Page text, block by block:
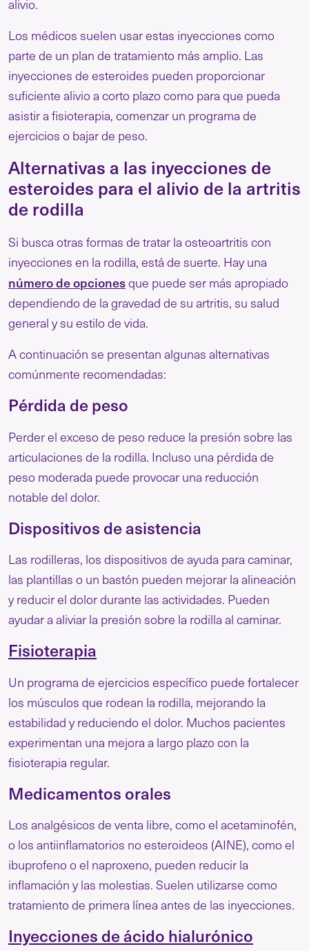
alivio.
Los médicos suelen usar estas inyecciones como
parte de un plan de tratamiento más amplio. Las
inyecciones de esteroides pueden proporcionar
suficiente alivio a corto plazo como para que pueda
asistir a fisioterapia, comenzar un programa de
ejercicios o bajar de peso.
Alternativas a las inyecciones de
esteroides para el alivio de la artritis
de rodilla
Si busca otras formas de tratar la osteoartritis con
inyecciones en la rodilla, está de suerte. Hay una
número de opcionesque puede ser más apropiado
dependiendo de la gravedad de su artritis, su salud
general y su estilo de vida.
A continuación se presentan algunas alternativas
comúnmente recomendadas:
Pérdida de peso
Perder el exceso de peso reduce la presión sobre las
articulaciones de la rodilla. Incluso una pérdida de
peso moderada puede provocar una reducción
notable del dolor.
Dispositivos de asistencia
Las rodilleras, los dispositivos de ayuda para caminar,
las plantillas o un bastón pueden mejorar la alineación
y reducir el dolor durante las actividades. Pueden
ayudar a aliviar la presión sobre la rodilla al caminar.
Fisioterapia
Un programa de ejercicios específico puede fortalecer
los músculos que rodean la rodilla, mejorando la
estabilidad y reduciendo el dolor. Muchos pacientes
experimentan una mejora a largo plazo con la
fisioterapia regular.
Medicamentos orales
Los analgésicos de venta libre, como el acetaminofén,
o los antiinflamatorios no esteroideos (AINE), como el
ibuprofeno o el naproxeno, pueden reducir la
inflamación y las molestias. Suelen utilizarse como
tratamiento de primera línea antes de las inyecciones.
Inyecciones de ácido hialurónico